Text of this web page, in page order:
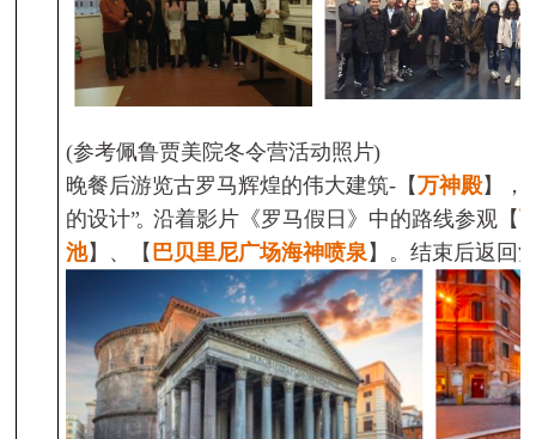
(参考佩鲁贾美院冬令营活动照片)
晚餐后游览古罗马辉煌的伟大建筑-【万神殿】，
的设计”。 沿着影片《罗马假日》中的路线参观【
池】 、 【 巴贝里尼广场海神喷泉】 。 结束后返回